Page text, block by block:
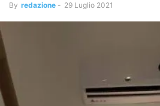
By redazione - 29 Luglio 2021